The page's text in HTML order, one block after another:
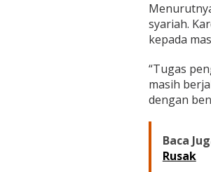
syariah.
kepada
“Tugas
masih
dengan
Baca
Rusak